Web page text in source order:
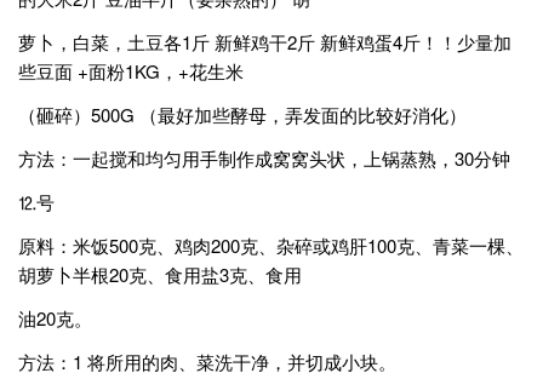
萝卜，白菜，土豆各1斤 新鲜鸡干2斤 新鲜鸡蛋4斤！！少量加
些豆面 +面粉1KG，+花生米
（砸碎）500G （最好加些酵母，弄发面的比较好消化）
方法：一起搅和均匀用手制作成窝窝头状，上锅蒸熟，30分钟
⒓号
原料：米饭500克、鸡肉200克、杂碎或鸡肝100克、青菜一棵、
胡萝卜半根20克、食用盐3克、食用
油20克。
方法：1 将所用的肉、菜洗干净，并切成小块。